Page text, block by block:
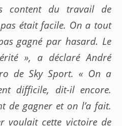
content du travail de
pas était facile. On a tout
gagné par hasard. Le
», a déclaré André
de Sky Sport. « On a
difficile, dit-il encore.
de gagner et on l’a fait.
voulait cette victoire de